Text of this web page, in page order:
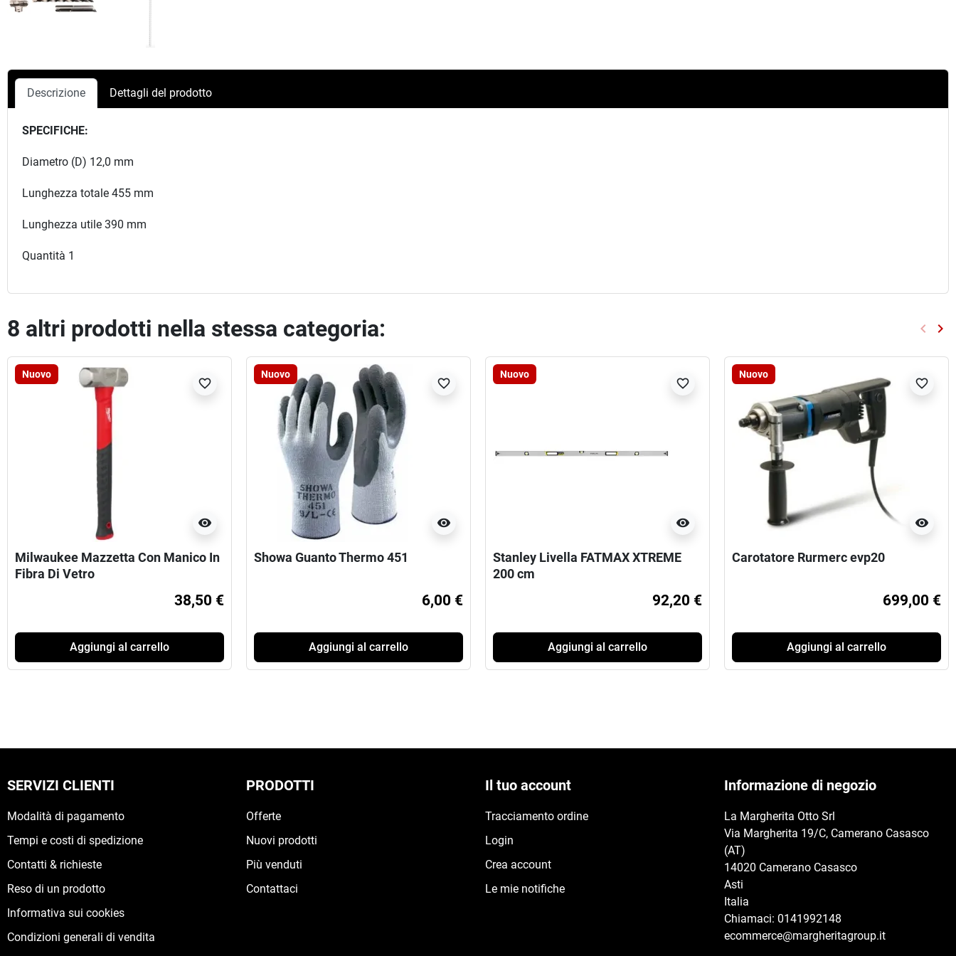
Descrizione Dettagli del prodotto
SPECIFICHE:
Diametro (D) 12,0 mm
Lunghezza totale 455 mm
Lunghezza utile 390 mm
Quantità 1
8 altri prodotti nella stessa categoria: keyboard_arrow_left keyboard_arrow_right
Nuovo
visibility
favorite_border
Milwaukee Mazzetta Con Manico In
Fibra Di Vetro
38,50 €
Aggiungi al carrello
Nuovo
visibility
favorite_border
Showa Guanto Thermo 451
6,00 €
Aggiungi al carrello
Nuovo
visibility
favorite_border
Stanley Livella FATMAX XTREME
200 cm
92,20 €
Aggiungi al carrello
Nuovo
visibility
favorite_border
Carotatore Rurmerc evp20
699,00 €
Aggiungi al carrello
SERVIZI CLIENTI
Modalità di pagamento
Tempi e costi di spedizione
Contatti & richieste
Reso di un prodotto
Informativa sui cookies
Condizioni generali di vendita
PRODOTTI
Offerte
Nuovi prodotti
Più venduti
Contattaci
Il tuo account
Tracciamento ordine
Login
Crea account
Le mie notifiche
Informazione di negozio
La Margherita Otto Srl
Via Margherita 19/C, Camerano Casasco
(AT)
14020 Camerano Casasco
Asti
Italia
Chiamaci: 0141992148
ecommerce@margheritagroup.it